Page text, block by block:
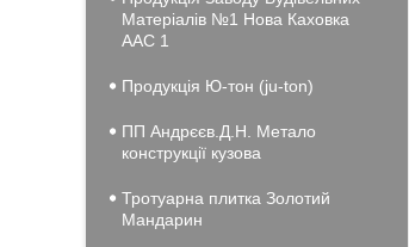
Матеріалів №1 Нова Каховка
ААС 1
Продукція Ю-тон (ju-ton)
ПП Андрєєв.Д.Н. Метало
конструкції кузова
Тротуарна плитка Золотий
Мандарин